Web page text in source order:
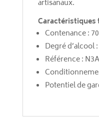
artisanaux.
Caractéristiques
Contenance :
Degré d’alcool
Référence :
Potentiel de